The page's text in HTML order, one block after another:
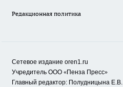
Редакционная политика
Сетевое издание oren1.ru
Учредитель ООО «Пенза Пресс»
Главный редактор: Полудницына Е.В.